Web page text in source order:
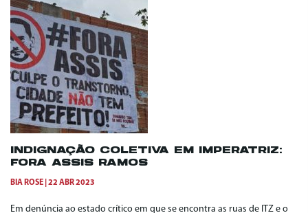
INDIGNAÇÃO COLETIVA EM IMPERATRIZ:
FORA ASSIS RAMOS
BIA ROSE 22 ABR 2023
Em denúncia ao estado crítico em que se encontra as ruas de ITZ e o